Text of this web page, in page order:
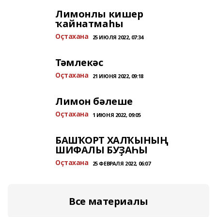
Лимонлы кишер
ҡайнатмаһы
Оҫтахана 25 ИЮЛЯ 2022, 07:34
Тәмлекәс
Оҫтахана 21 ИЮНЯ 2022, 09:18
Лимон бәлеше
Оҫтахана 1 ИЮНЯ 2022, 09:05
БАШҠОРТ ХАЛҠЫНЫҢ
ШИФАЛЫ БУҘАҺЫ
Оҫтахана 25 ФЕВРАЛЯ 2022, 06:07
Все материалы